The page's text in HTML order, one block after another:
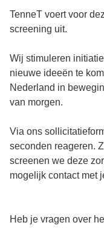
TenneT voert voor
screening uit.
Wij stimuleren
nieuwe ideeën te
Nederland in
van morgen.
Via ons
seconden reageren.
screenen we deze
mogelijk contact met
Heb je vragen over